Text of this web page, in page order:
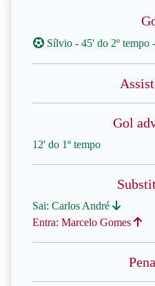
Sílvio - 45' do 2º tempo
Gol
12' do 1º tempo
Sai: Carlos André
Entra: Marcelo Gomes